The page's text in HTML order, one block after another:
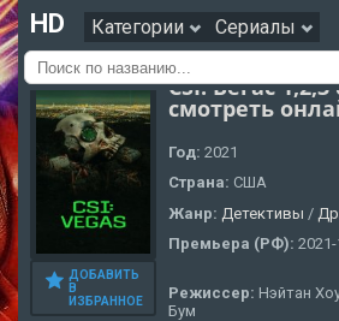
HD Категории Сериалы
ДОБАВИТЬ
В
ИЗБРАННОЕ
CSI: Вегас 1,2,3
смотреть
Год: 2021
Страна: США
Жанр: Детективы /
Премьера (РФ):
Режиссер: Нэйтан
Бум